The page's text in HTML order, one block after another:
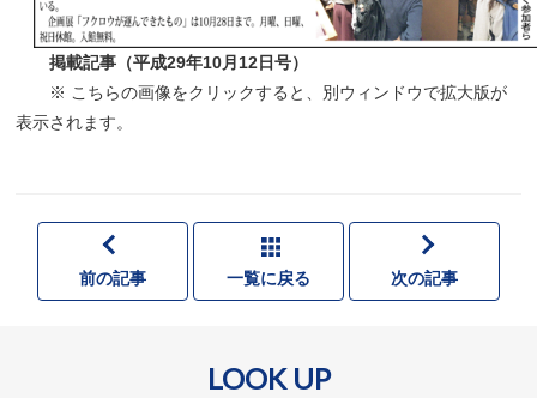
掲載記事（平成29年10月12日号）
※ こちらの画像をクリックすると、別ウィンドウで拡大版が
表示されます。
前の記事 一覧に戻る 次の記事
LOOK UP